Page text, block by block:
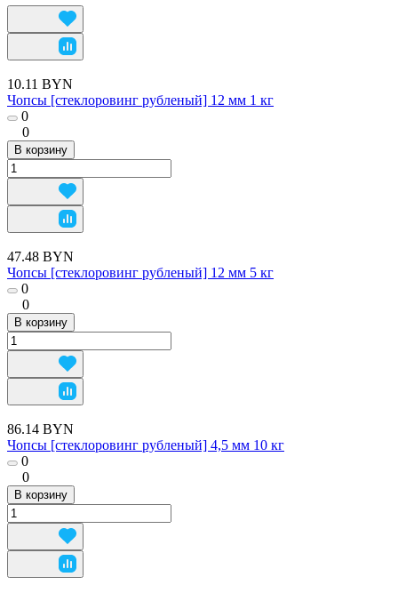
10.11 BYN
Чопсы [стеклоровинг рубленый] 12 мм 1 кг
0
0
В корзину
47.48 BYN
Чопсы [стеклоровинг рубленый] 12 мм 5 кг
0
0
В корзину
86.14 BYN
Чопсы [стеклоровинг рубленый] 4,5 мм 10 кг
0
0
В корзину